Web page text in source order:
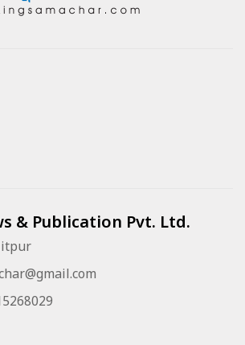
& Publication Pvt. Ltd.